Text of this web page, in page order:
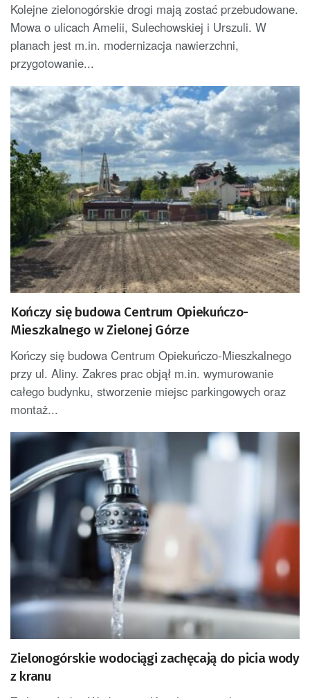
Kolejne zielonogórskie drogi mają zostać przebudowane.
Mowa o ulicach Amelii, Sulechowskiej i Urszuli. W
planach jest m.in. modernizacja nawierzchni,
przygotowanie...
Kończy się budowa Centrum Opiekuńczo-
Mieszkalnego w Zielonej Górze
Kończy się budowa Centrum Opiekuńczo-Mieszkalnego
przy ul. Aliny. Zakres prac objął m.in. wymurowanie
całego budynku, stworzenie miejsc parkingowych oraz
montaż...
Zielonogórskie wodociągi zachęcają do picia wody
z kranu